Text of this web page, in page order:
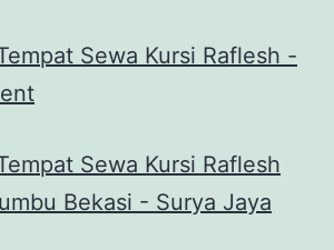
Sewa Kursi Raflesh -
Sewa Kursi Raflesh
Bekasi - Surya Jaya